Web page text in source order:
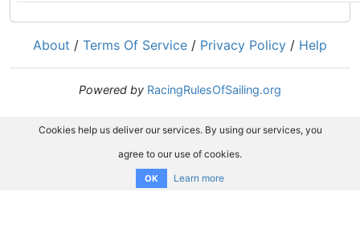
About / Terms Of Service / Privacy Policy / Help
Powered by RacingRulesOfSailing.org
Cookies help us deliver our services. By using our services, you
agree to our use of cookies.
OK Learn more